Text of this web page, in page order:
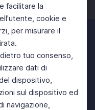
facilitare la
cookie e
per misurare il
tuo consenso,
dati di
dispositivo,
sul dispositivo ed
navigazione,
Instagram